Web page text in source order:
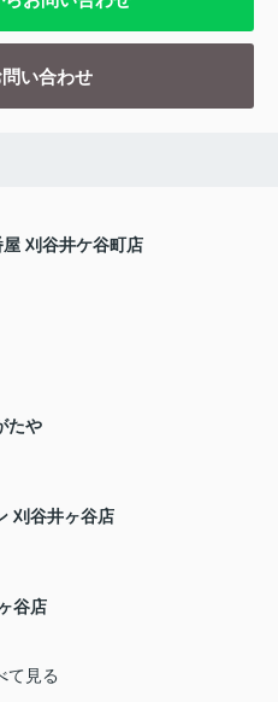
い合わせ
刈谷井ケ谷町店
たや
刈谷井ヶ谷店
谷店
て見る